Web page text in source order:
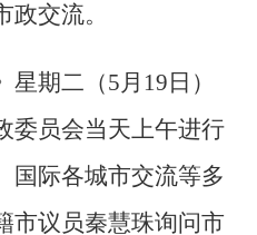
交流。
期二（5月19日）
委员会当天上午进行
国际各城市交流等多
市议员秦慧珠询问市